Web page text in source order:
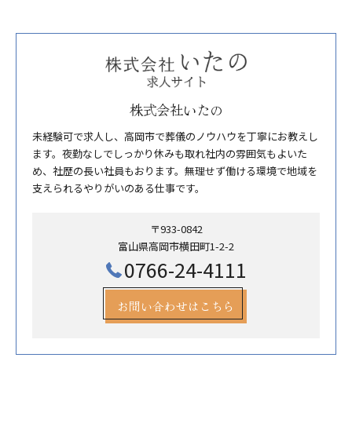
株式会社いたの
未経験可で求人し、高岡市で葬儀のノウハウを丁寧にお教えし
ます。夜勤なしでしっかり休みも取れ社内の雰囲気もよいた
め、社歴の長い社員もおります。無理せず働ける環境で地域を
支えられるやりがいのある仕事です。
〒933-0842
富山県高岡市横田町1-2-2
0766-24-4111
お問い合わせはこちら